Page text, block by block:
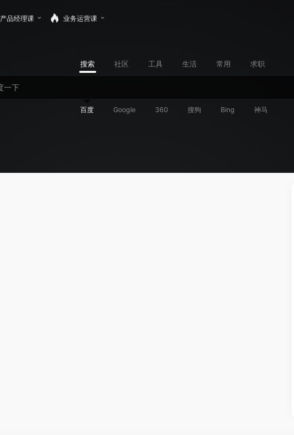
产品经理课 业务运营课
搜索 社区 工具 生活 常用 求职
百度 Google 360 搜狗 Bing 神马